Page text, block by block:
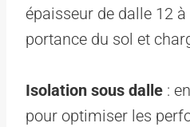
épaisseur de dalle 12
portance du sol et
Isolation sous dalle :
pour optimiser les